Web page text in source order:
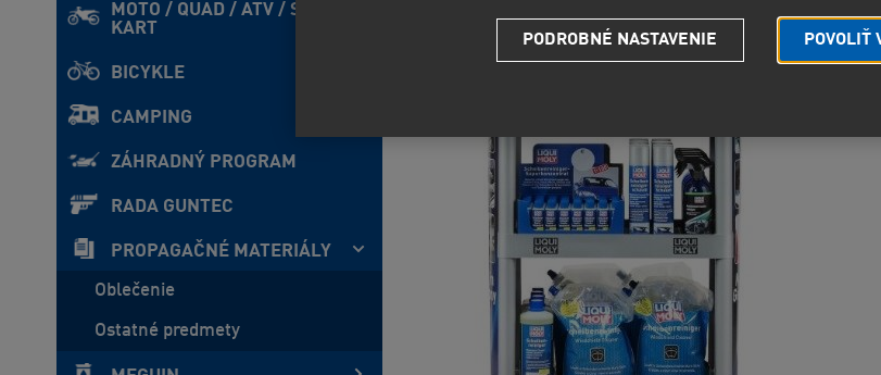
MOTO / QUAD / ATV / SxS /
KART
BICYKLE
CAMPING
ZÁHRADNÝ PROGRAM
RADA GUNTEC
PROPAGAČNÉ MATERIÁLY
Oblečenie
Ostatné predmety
POVOLIŤ
PODROBNÉ NASTAVENIE